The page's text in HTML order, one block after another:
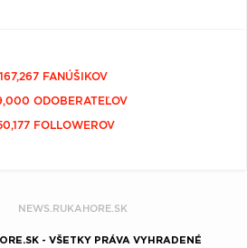
167,267 FANÚŠIKOV
ODOBERATEĽOV
FOLLOWEROV
NEWS.RUKAHORE.SK
- VŠETKY PRÁVA VYHRADENÉ